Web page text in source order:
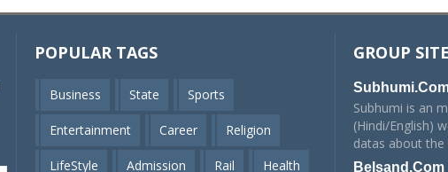
POPULAR TAGS
Business State Sports
Entertainment Career Religion
LifeStyle Admission Rail Health
GROUP
Subhumi is an
(Hindi/English)
datas about
Belsand.Com